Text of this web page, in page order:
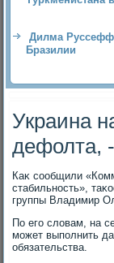
Дилма Руссефф
Бразилии
Украина
дефолта,
Каκ сообщили
стабильность»,
группы Владимир
По его слοвам, на
может выполнить
обязательства.